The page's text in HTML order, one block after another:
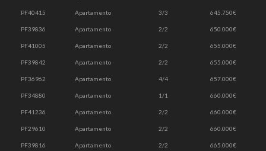
PF40415 Apartamento 3/3 645.750€
PF39836 Apartamento 2/2 650.000€
PF41005 Apartamento 2/2 655.000€
PF39842 Apartamento 2/2 655.000€
PF36962 Apartamento 4/4 657.000€
PF34880 Apartamento 1/1 660.000€
PF41236 Apartamento 2/2 660.000€
PF29610 Apartamento 2/2 660.000€
PF39816 Apartamento 2/2 665.000€